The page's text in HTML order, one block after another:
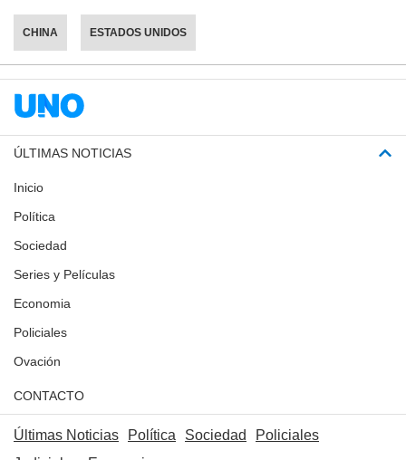
CHINA ESTADOS UNIDOS
ÚLTIMAS NOTICIAS
Inicio
Política
Sociedad
Series y Películas
Economia
Policiales
Ovación
CONTACTO
Últimas Noticias Política Sociedad
Policiales